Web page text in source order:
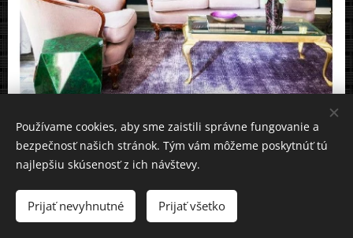
Používame cookies, aby sme zaistili správne fungovanie a
bezpečnosť našich stránok. Tým vám môžeme poskytnúť tú
najlepšiu skúsenosť z ich návštevy.
Prijať nevyhnutné Prijať všetko